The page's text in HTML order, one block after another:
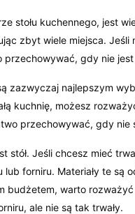
stołu kuchennego, jest
zbyt wiele miejsca. Jeśli
przechowywać, gdy nie
zazwyczaj najlepszym
kuchnię, możesz
przechowywać, gdy nie
Jeśli chcesz mieć
forniru. Materiały te są
budżetem, warto
ale nie są tak trwały.